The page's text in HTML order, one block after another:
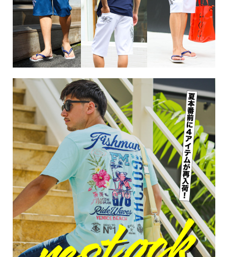
サイズ
S
M
L
XL
XXL
29inc
30inc
32inc
34inc
36inc
38inc
40inc
KIDS
カラー
tune 絞り込んで検索する